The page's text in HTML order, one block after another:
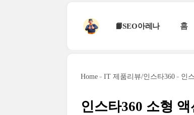
📙SEO아레나 홈
Home IT 제품리뷰/인스타360 인
인스타360 소형